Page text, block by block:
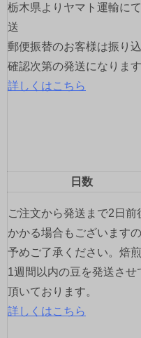
ン
栃木県よりヤマト運輸に
送
郵便振替のお客様は振り
確認次第の発送になります
詳しくはこちら
日数
ご注文から発送まで2日前
かかる場合もございます
予めご了承ください。焙
1週間以内の豆を発送させ
頂いております。
詳しくはこちら